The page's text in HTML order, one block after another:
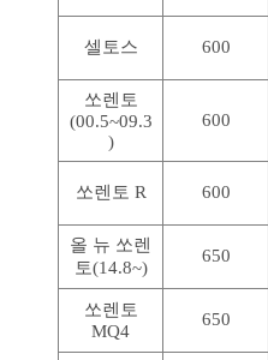
셀토스 600
쏘렌토
(00.5~09.3
)
600
쏘렌토 R 600
올 뉴 쏘렌
토(14.8~)
650
쏘렌토
MQ4
650